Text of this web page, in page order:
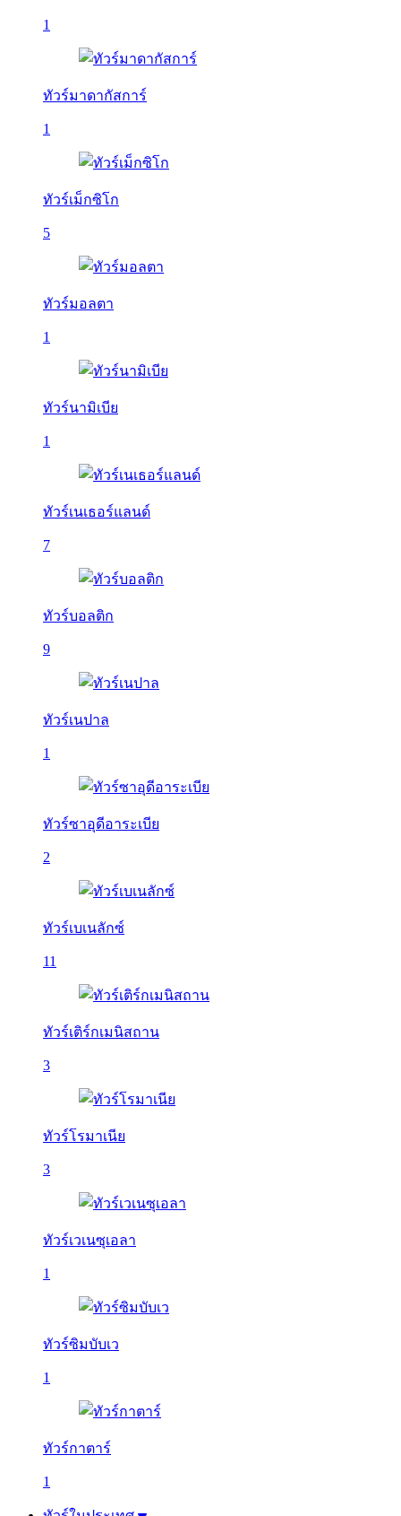
1
ทัวร์มาดากัสการ์
1
ทัวร์เม็กซิโก
5
ทัวร์มอลตา
1
ทัวร์นามิเบีย
1
ทัวร์เนเธอร์แลนด์
7
ทัวร์บอลติก
9
ทัวร์เนปาล
1
ทัวร์ซาอุดีอาระเบีย
2
ทัวร์เบเนลักซ์
11
ทัวร์เติร์กเมนิสถาน
3
ทัวร์โรมาเนีย
3
ทัวร์เวเนซุเอลา
1
ทัวร์ซิมบับเว
1
ทัวร์กาตาร์
1